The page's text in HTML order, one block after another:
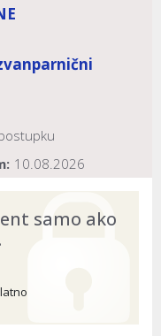
10.08.2026
samo ako